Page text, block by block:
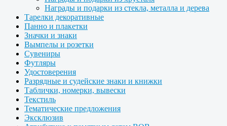
Награды и подарки из стекла, металла и дерева
Тарелки декоративные
Панно и плакетки
Значки и знаки
Вымпелы и розетки
Сувениры
Футляры
Удостоверения
Разрядные и судейские знаки и книжки
Таблички, номерки, вывески
Текстиль
Тематические предложения
Эксклюзив